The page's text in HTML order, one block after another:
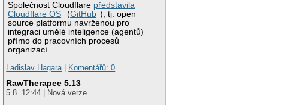
Společnost Cloudflare představila
Cloudflare OS
(GitHub ), tj. open
source platformu navrženou pro
integraci umělé inteligence (agentů)
přímo do pracovních procesů
organizací.
Ladislav Hagara
Komentářů: 0
RawTherapee 5.13
5.8. 12:44 | Nová verze